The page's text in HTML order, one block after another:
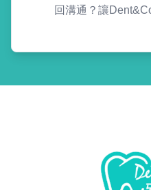
回溝通？讓